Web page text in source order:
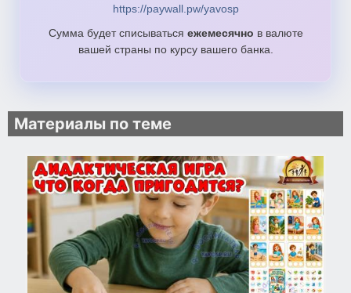
https://paywall.pw/yavosp
Сумма будет списываться ежемесячно в валюте
вашей страны по курсу вашего банка.
Материалы по теме